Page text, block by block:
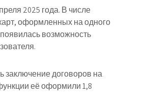
2025 года. В числе
оформленных на одного
возможность
заключение договоров на
её оформили 1,8